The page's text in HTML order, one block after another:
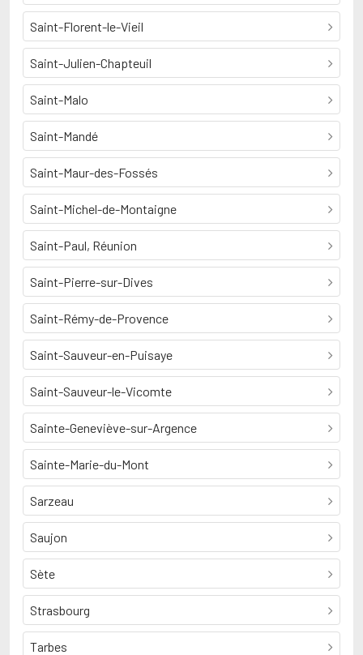
Saint-Florent-le-Vieil
Saint-Julien-Chapteuil
Saint-Malo
Saint-Mandé
Saint-Maur-des-Fossés
Saint-Michel-de-Montaigne
Saint-Paul, Réunion
Saint-Pierre-sur-Dives
Saint-Rémy-de-Provence
Saint-Sauveur-en-Puisaye
Saint-Sauveur-le-Vicomte
Sainte-Geneviève-sur-Argence
Sainte-Marie-du-Mont
Sarzeau
Saujon
Sète
Strasbourg
Tarbes